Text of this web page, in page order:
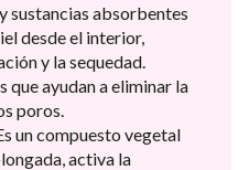
sustancias absorbentes
desde el interior,
y la sequedad.
que ayudan a eliminar la
poros.
un compuesto vegetal
activa la